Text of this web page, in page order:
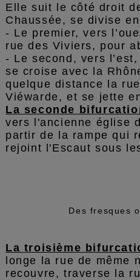
Elle suit le côté droit
Chaussée, se divise
- Le premier, vers
rue des Viviers, pour
- Le second, vers
se croise avec la
quelque distance la
Viéwarde, et se jette
La seconde
vers l'ancienne église
partir de la rampe qui
rejoint l'Escaut sous
Des fresques
La troisième
longe la rue de même
recouvre, traverse la